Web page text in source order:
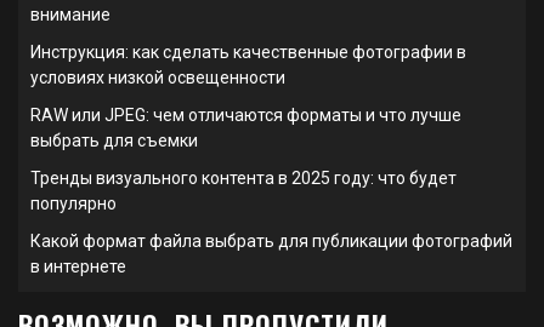
внимание
Инструкция: как сделать качественные фотографии в
условиях низкой освещенности
RAW или JPEG: чем отличаются форматы и что лучше
выбрать для съемки
Тренды визуального контента в 2025 году: что будет
популярно
Какой формат файла выбрать для публикации фотографий
в интернете